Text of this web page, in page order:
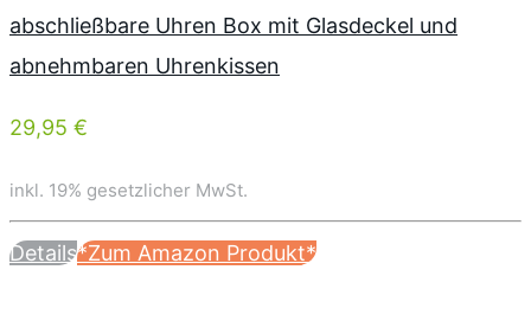
abschließbare Uhren Box mit Glasdeckel und
abnehmbaren Uhrenkissen
29,95 €
inkl. 19% gesetzlicher MwSt.
Details*Zum Amazon Produkt*